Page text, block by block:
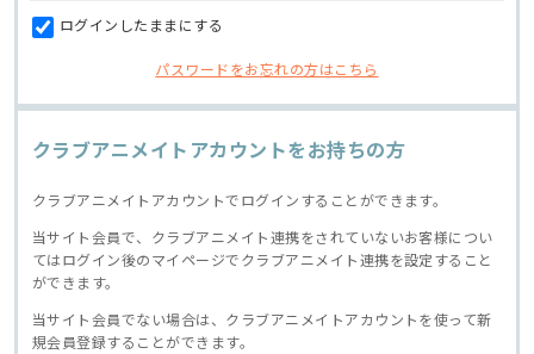
ログインしたままにする
パスワードをお忘れの方はこちら
クラブアニメイトアカウントをお持ちの方
クラブアニメイトアカウントでログインすることができます。
当サイト会員で、クラブアニメイト連携をされていないお客様につい
てはログイン後のマイページでクラブアニメイト連携を設定すること
ができます。
当サイト会員でない場合は、クラブアニメイトアカウントを使って新
規会員登録することができます。